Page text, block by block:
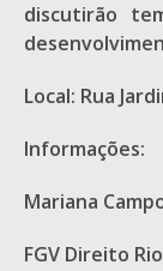
discutirão
Local: Rua
Informações:
Mariana
FGV Direito Rio